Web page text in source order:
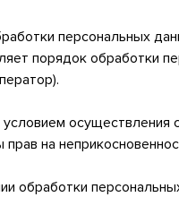
персональных
порядок обработки
на
обработки